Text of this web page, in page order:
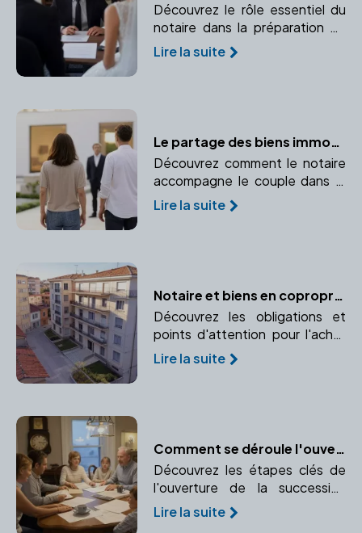
Découvrez le rôle essentiel du
notaire dans la préparation de
votre contrat de mariage.
Lire la suite
Le partage des biens immobiliers en cas de divorce : le rôle du notaire
Découvrez comment le notaire
accompagne le couple dans le
partage des biens communs,
notamment les biens
Lire la suite
Notaire et biens en copropriété : les spécificités
Découvrez les obligations et
points d'attention pour l'achat
d'un bien en copropriété.
Analyse des règlements et des
Lire la suite
Comment se déroule l'ouverture de la succession ?
Découvrez les étapes clés de
l'ouverture de la succession
après le décès d'un proche.
Comprendre le rôle crucial du
Lire la suite